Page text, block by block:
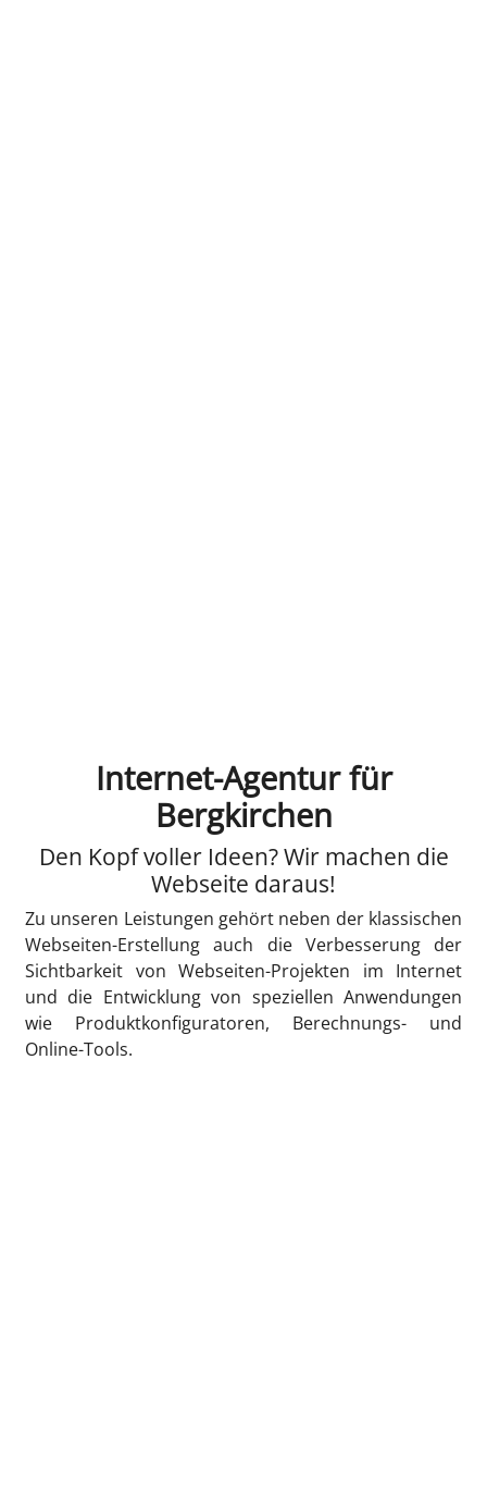
Internet-Agentur für
Bergkirchen
Den Kopf voller Ideen? Wir machen die
Webseite daraus!
Zu unseren Leistungen gehört neben der klassischen
Webseiten-Erstellung auch die Verbesserung der
Sichtbarkeit von Webseiten-Projekten im Internet
und die Entwicklung von speziellen Anwendungen
wie Produktkonfiguratoren, Berechnungs- und
Online-Tools.